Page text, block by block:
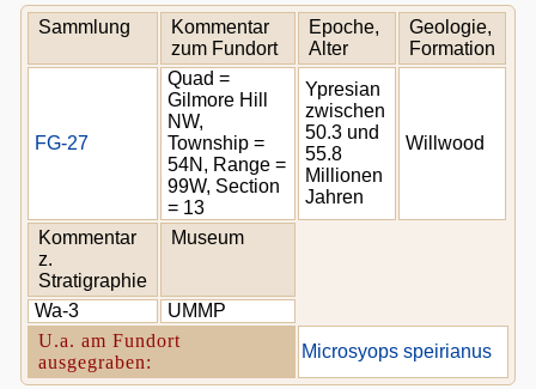
Sammlung
Kommentar
zum Fundort
Epoche,
Alter
Geologie,
Formation
FG-27
Quad =
Gilmore Hill
NW,
Township =
54N, Range =
99W, Section
= 13
Ypresian
zwischen
50.3 und
55.8
Millionen
Jahren
Willwood
Kommentar
z.
Stratigraphie
Museum
Wa-3
UMMP
U.a. am Fundort
ausgegraben:
Microsyops speirianus